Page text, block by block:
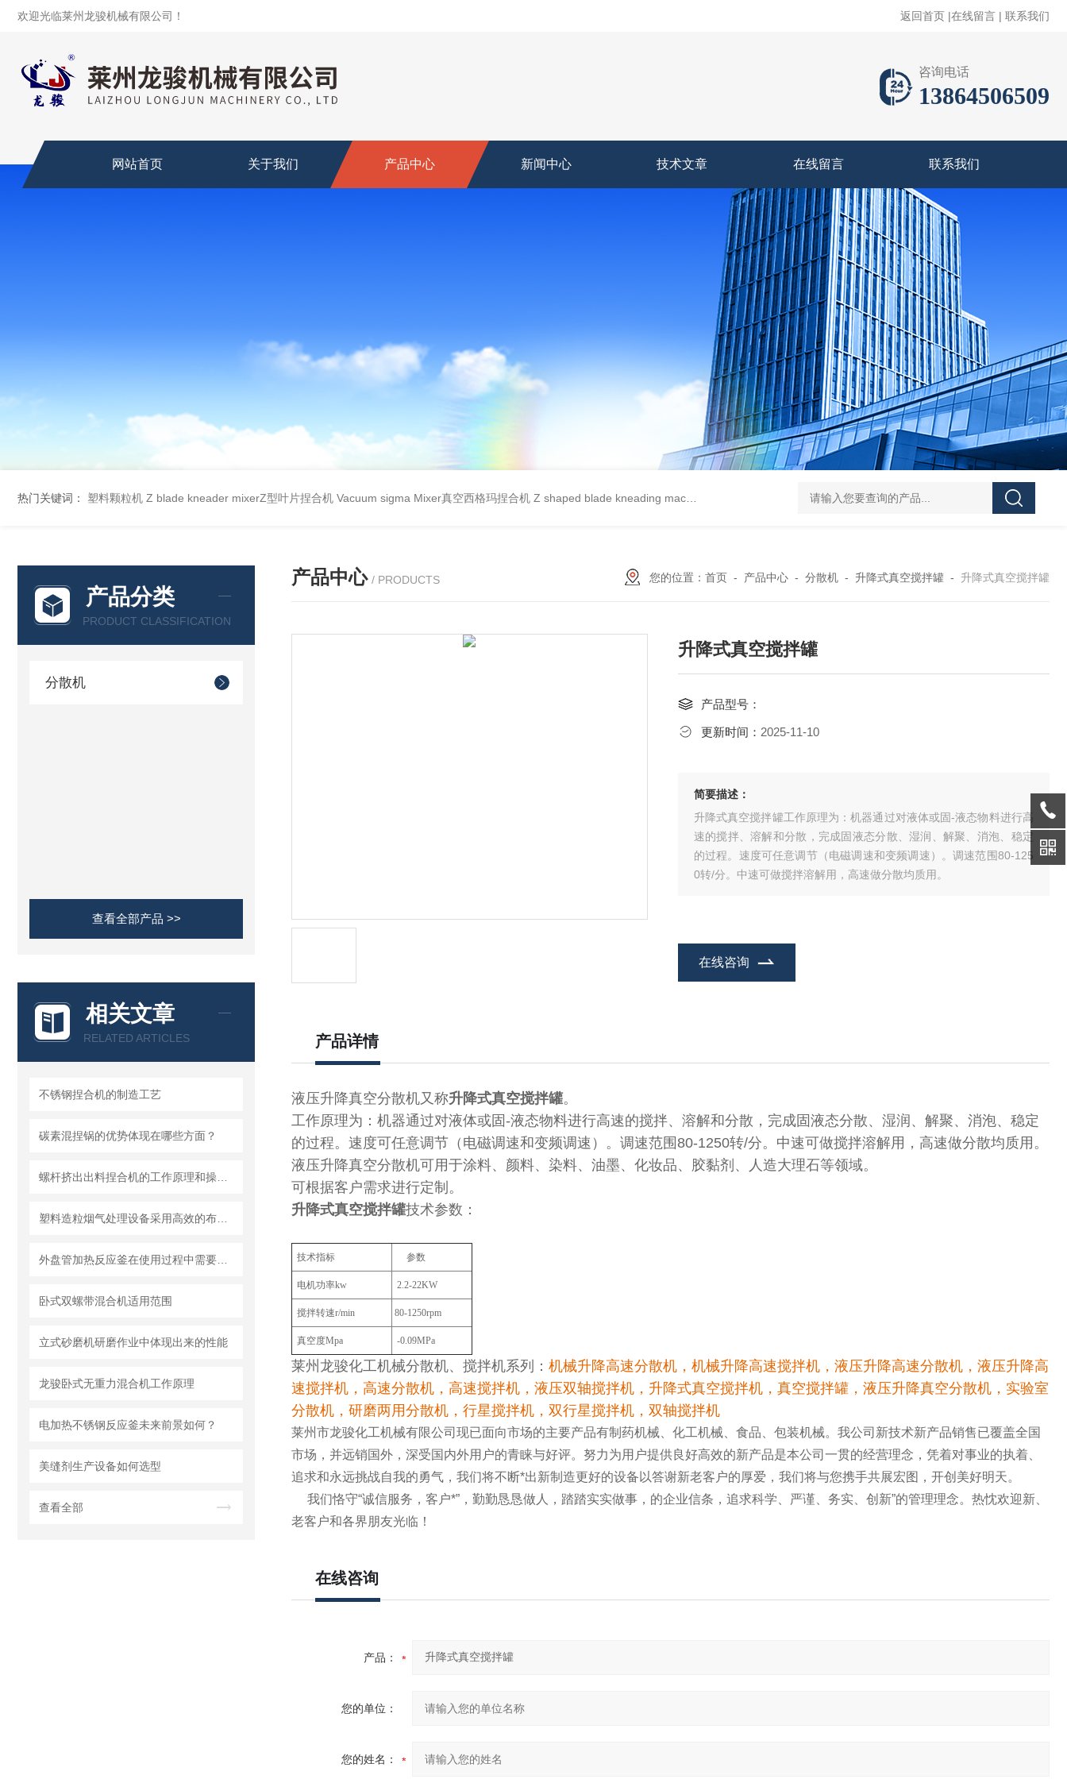
欢迎光临莱州龙骏机械有限公司！ 返回首页 |在线留言 | 联系我们
咨询电话
13864506509
网站首页 关于我们 产品中心 新闻中心 技术文章 在线留言 联系我们
热门关键词： 塑料颗粒机 Z blade kneader mixerZ型叶片捏合机 Vacuum sigma Mixer真空西格玛捏合机 Z shaped blade kneading machineZ型捏合机 Z shaped blade sigma mixerZ型捏合机 Vacuum Kneader真
产品分类
PRODUCT CLASSIFICATION
分散机
查看全部产品 >>
相关文章
RELATED ARTICLES
不锈钢捏合机的制造工艺
碳素混捏锅的优势体现在哪些方面？
卧式双螺带混合机适用范围
立式砂磨机研磨作业中体现出来的性能
龙骏卧式无重力混合机工作原理
电加热不锈钢反应釜未来前景如何？
美缝剂生产设备如何选型
查看全部
产品中心 / PRODUCTS 您的位置： 首页 - 产品中心 - 分散机 - 升降式真空搅拌罐 - 升降式真空搅拌罐
升降式真空搅拌罐
产品型号：
更新时间： 2025-11-10
简要描述：
升降式真空搅拌罐工作原理为：机器通过对液体或固-液态物料进行高
速的搅拌、溶解和分散，完成固液态分散、湿润、解聚、消泡、稳定
的过程。速度可任意调节（电磁调速和变频调速）。调速范围80-125
0转/分。中速可做搅拌溶解用，高速做分散均质用。
在线咨询
产品详情
液压升降真空分散机又称升降式真空搅拌罐。
工作原理为：机器通过对液体或固-液态物料进行高速的搅拌、溶解和分散，完成固液态分散、湿润、解聚、消泡、稳定
的过程。速度可任意调节（电磁调速和变频调速）。调速范围80-1250转/分。中速可做搅拌溶解用，高速做分散均质用。
液压升降真空分散机可用于涂料、颜料、染料、油墨、化妆品、胶黏剂、人造大理石等领域。
可根据客户需求进行定制。
升降式真空搅拌罐技术参数：
技术指标 参数
电机功率kw 2.2-22KW
搅拌转速r/min 80-1250rpm
真空度Mpa -0.09MPa
莱州龙骏化工机械分散机、搅拌机系列： 机械升降高速分散机，机械升降高速搅拌机，液压升降高速分散机，液压升降高
速搅拌机，高速分散机，高速搅拌机，液压双轴搅拌机，升降式真空搅拌机，真空搅拌罐，液压升降真空分散机，实验室
分散机，研磨两用分散机，行星搅拌机，双行星搅拌机，双轴搅拌机
莱州市龙骏化工机械有限公司现已面向市场的主要产品有制药机械、化工机械、食品、包装机械。我公司新技术新产品销售已覆盖全国
市场，并远销国外，深受国内外用户的青睐与好评。努力为用户提供良好高效的新产品是本公司一贯的经营理念，凭着对事业的执着、
追求和永远挑战自我的勇气，我们将不断*出新制造更好的设备以答谢新老客户的厚爱，我们将与您携手共展宏图，开创美好明天。
我们恪守“诚信服务，客户*”，勤勤恳恳做人，踏踏实实做事，的企业信条，追求科学、严谨、务实、创新”的管理理念。热忱欢迎新、
老客户和各界朋友光临！
在线咨询
产品：
您的单位：
您的姓名：